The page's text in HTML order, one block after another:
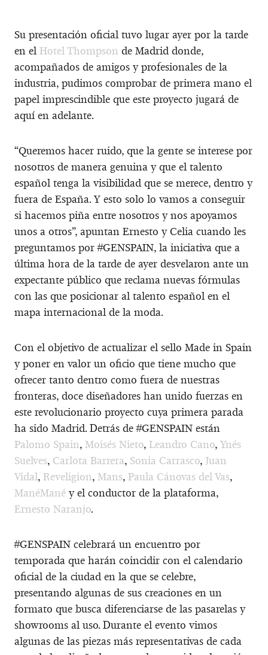
Su presentación oficial tuvo lugar ayer por la tarde
en el Hotel Thompson de Madrid donde,
acompañados de amigos y profesionales de la
industria, pudimos comprobar de primera mano el
papel imprescindible que este proyecto jugará de
aquí en adelante.
“Queremos hacer ruido, que la gente se interese por
nosotros de manera genuina y que el talento
español tenga la visibilidad que se merece, dentro y
fuera de España. Y esto solo lo vamos a conseguir
si hacemos piña entre nosotros y nos apoyamos
unos a otros”, apuntan Ernesto y Celia cuando les
preguntamos por #GENSPAIN, la iniciativa que a
última hora de la tarde de ayer desvelaron ante un
expectante público que reclama nuevas fórmulas
con las que posicionar al talento español en el
mapa internacional de la moda.
Con el objetivo de actualizar el sello Made in Spain
y poner en valor un oficio que tiene mucho que
ofrecer tanto dentro como fuera de nuestras
fronteras, doce diseñadores han unido fuerzas en
este revolucionario proyecto cuya primera parada
ha sido Madrid. Detrás de #GENSPAIN están
Palomo Spain, Moisés Nieto, Leandro Cano, Ynés
Suelves, Carlota Barrera, Sonia Carrasco, Juan
Vidal, Reveligion, Mans, Paula Cánovas del Vas,
ManéMané y el conductor de la plataforma,
Ernesto Naranjo.
#GENSPAIN celebrará un encuentro por
temporada que harán coincidir con el calendario
oficial de la ciudad en la que se celebre,
presentando algunas de sus creaciones en un
formato que busca diferenciarse de las pasarelas y
showrooms al uso. Durante el evento vimos
algunas de las piezas más representativas de cada